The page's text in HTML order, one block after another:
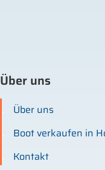
Über uns
Über uns
Boot verkaufen in
Kontakt